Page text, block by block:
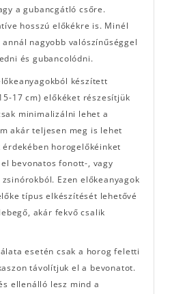
a gubancgátló csőre.
hosszú előkékre is. Minél
nagyobb valószínűséggel
és gubancolódni.
készített
17 cm) előkéket részesítjük
minimalizálni lehet a
akár teljesen meg is lehet
horogelőkéinket
bevonatos fonott-, vagy
Ezen előkeanyagok
típus elkészítését lehetővé
akár fekvő csalik
esetén csak a horog feletti
távolítjuk el a bevonatot.
ellenálló lesz mind a